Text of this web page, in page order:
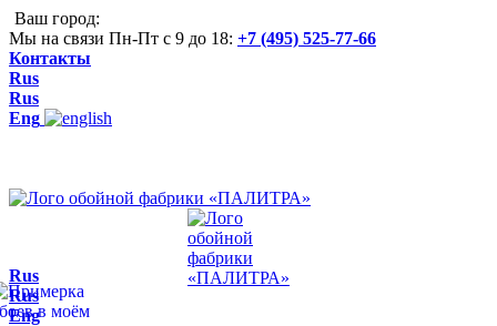
Ваш город:
Мы на связи Пн-Пт с 9 до 18: +7 (495) 525-77-66
Контакты
Rus
Rus
Eng
Rus
Rus
Eng